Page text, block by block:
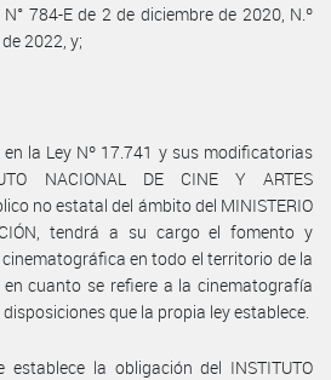
784-E de 2 de diciembre de 2020, N.º
2022, y;
la Ley Nº 17.741 y sus modificatorias
NACIONAL DE CINE Y ARTES
no estatal del ámbito del MINISTERIO
tendrá a su cargo el fomento y
en todo el territorio de la
cuanto se refiere a la cinematografía
que la propia ley establece.
la obligación del INSTITUTO